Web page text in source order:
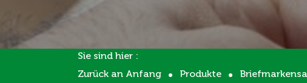
Sie sind hier :
Zurück an Anfang
Produkte